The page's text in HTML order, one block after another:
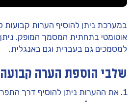
במערכת ניתן להוסיף הערות קבועות
אוטומטי בתחתית המסמך המופק.
למסמכים גם בעברית וגם באנגלית.
שלבי הוספת הערה קבועה
את ההערות ניתן להוסיף דרך